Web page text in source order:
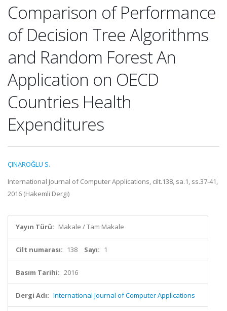
Comparison of Performance
of Decision Tree Algorithms
and Random Forest An
Application on OECD
Countries Health
Expenditures
ÇINAROĞLU S.
International Journal of Computer Applications, cilt.138, sa.1, ss.37-41,
2016 (Hakemli Dergi)
Yayın Türü: Makale / Tam Makale
Cilt numarası: 138 Sayı: 1
Basım Tarihi: 2016
Dergi Adı: International Journal of Computer Applications